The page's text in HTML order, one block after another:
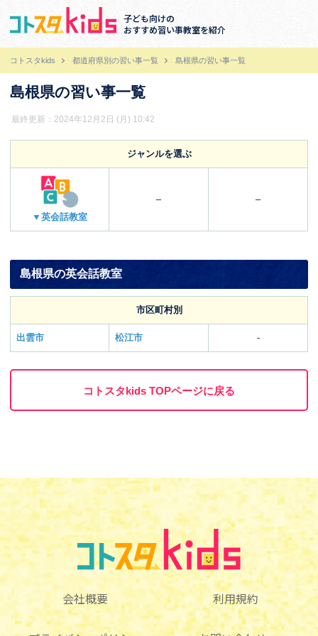
子ども向けの
おすすめ習い事教室を紹介
コトスタkids 都道府県別の習い事一覧 島根県の習い事一覧
島根県の習い事一覧
最終更新：2024年12月2日 (月) 10:42
ジャンルを選ぶ
▼英会話教室
– –
島根県の英会話教室
市区町村別
出雲市 松江市 -
コトスタkids TOPページに戻る
会社概要 利用規約